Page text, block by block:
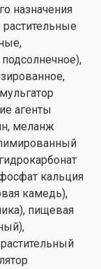
назначения
агенты
меланж
кальция
камедь),
пищевая